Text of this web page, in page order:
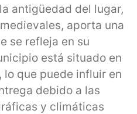
antigüedad del lugar,
aporta una
se refleja en su
está situado en
lo que puede influir en
debido a las
y climáticas